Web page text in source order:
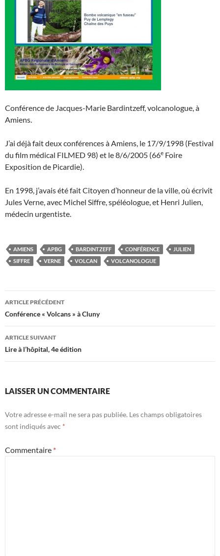
Conférence de Jacques-Marie Bardintzeff, volcanologue, à
Amiens.
J’ai déjà fait deux conférences à Amiens, le 17/9/1998 (Festival
du film médical FILMED 98) et le 8/6/2005 (66e Foire
Exposition de Picardie).
En 1998, j’avais été fait Citoyen d’honneur de la ville, où écrivit
Jules Verne, avec Michel Siffre, spéléologue, et Henri Julien,
médecin urgentiste.
AMIENS APBG BARDINTZEFF CONFÉRENCE
JULIEN
SIFFRE
VERNE VOLCAN VOLCANOLOGUE
Navigation
des
articles
ARTICLE PRÉCÉDENT
Conférence « Volcans » à Cluny
ARTICLE SUIVANT
Lire à l’hôpital, 4e édition
LAISSER UN COMMENTAIRE
Votre adresse e-mail ne sera pas publiée. Les champs obligatoires
sont indiqués avec *
Commentaire *